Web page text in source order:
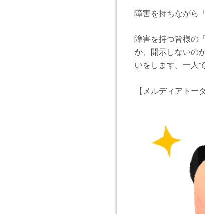
障害を持ちながら
障害を持つ皆様の
か、開示しないの
いをします。一人
【メルディアトー